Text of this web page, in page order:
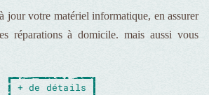
jour votre matériel informatique, en assurer
réparations à domicile. mais aussi vous
+ de détails